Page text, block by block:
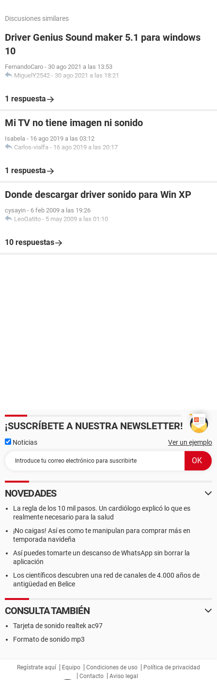
Discusiones similares
Driver Genius Sound maker 5.1 para windows
10
FernandoCaro - 30 ago 2021 a las 13:53
MiguelY2542 - 30 ago 2021 a las 18:21
1 respuesta
Mi TV no tiene imagen ni sonido
Isabela - 16 ago 2019 a las 03:12
Carlos-vialfa - 16 ago 2019 a las 20:17
1 respuesta
Donde descargar driver sonido para Win XP
cysayin - 6 feb 2009 a las 19:26
LeoGatito - 5 may 2009 a las 01:10
10 respuestas
¡SUSCRÍBETE A NUESTRA NEWSLETTER!
Noticias Ver un ejemplo
NOVEDADES
La regla de los 10 mil pasos. Un cardiólogo explicó lo que es
realmente necesario para la salud
¡No caigas! Así es como te manipulan para comprar más en
temporada navideña
Así puedes tomarte un descanso de WhatsApp sin borrar la
aplicación
Los científicos descubren una red de canales de 4.000 años de
antigüedad en Belice
CONSULTA TAMBIÉN
Tarjeta de sonido realtek ac97
Formato de sonido mp3
Regístrate aquí Equipo Condiciones de uso
Política de privacidad
Contacto
Aviso legal